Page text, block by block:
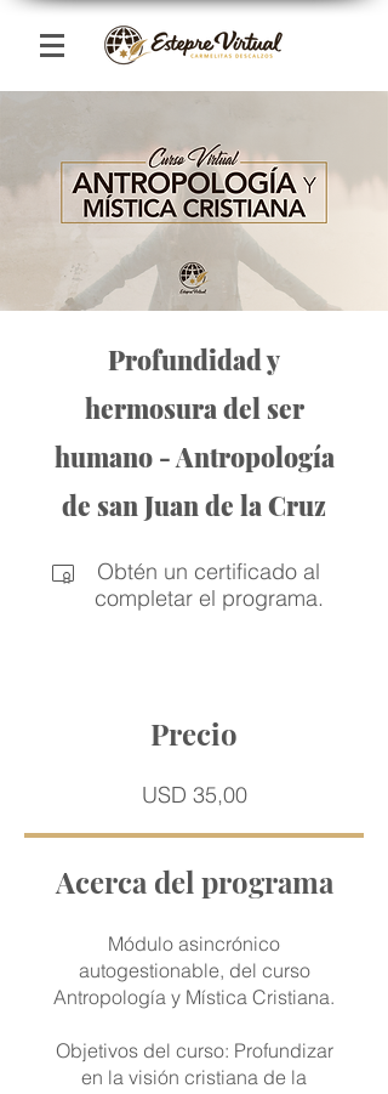
Profundidad y
hermosura del ser
humano - Antropología
de san Juan de la Cruz
Obtén un certificado al
completar el programa.
Precio
USD 35,00
Acerca del programa
Módulo asincrónico
autogestionable, del curso
Antropología y Mística Cristiana.
Objetivos del curso: Profundizar
en la visión cristiana de la